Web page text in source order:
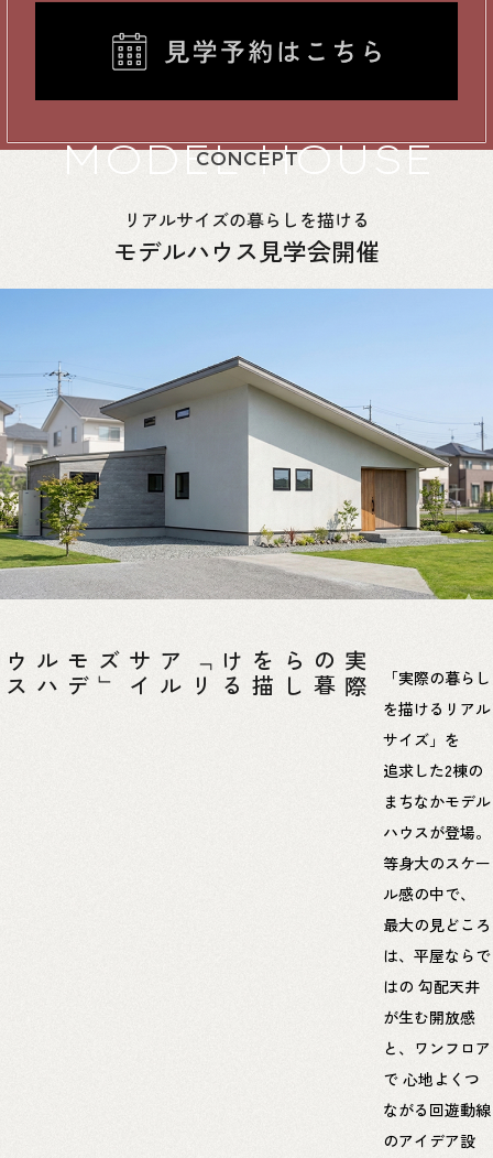
CONCEPT
MODEL HOUSE
リアルサイズの暮らしを描ける
モデルハウス見学会開催
実
際
の
暮
ら
し
を
描
け
る
「
リ
ア
ル
サ
イ
ズ
」
モ
デ
ル
ハ
ウ
ス
「実際の暮らし
を描けるリアル
サイズ」を
追求した2棟の
まちなかモデル
ハウスが登場。
等身大のスケー
ル感の中で、
最大の見どころ
は、平屋ならで
はの 勾配天井
が生む開放感
と、ワンフロア
で 心地よくつ
ながる回遊動線
のアイデア設